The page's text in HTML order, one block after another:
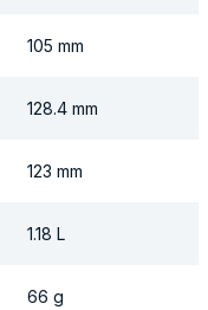
105 mm
128.4 mm
123 mm
1.18 L
66 g